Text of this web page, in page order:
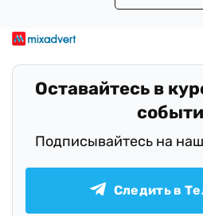
Оставайтесь в
Подписывайтесь на
Следить в